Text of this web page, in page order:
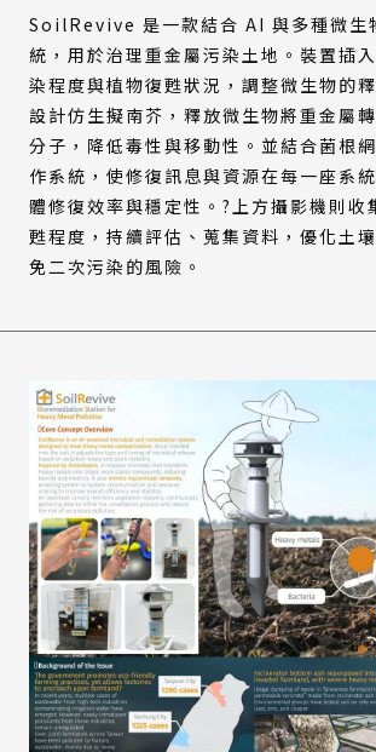
SoilRevive 是一款結合 AI 與多種微生
統，用於治理重金屬污染土地。裝置插
染程度與植物復甦狀況，調整微生物的
設計仿生擬南芥，釋放微生物將重金屬
分子，降低毒性與移動性。並結合菌根
作系統，使修復訊息與資源在每一座系
體修復效率與穩定性。?上方攝影機則收
甦程度，持續評估、蒐集資料，優化土
免二次污染的風險。